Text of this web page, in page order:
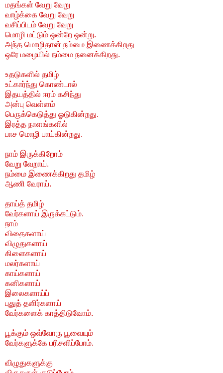
மதங்கள் வேறு வேறு
வாழ்க்கை வேறு வேறு
வசிப்பிடம் வேறு வேறு
மொழி மட்டும் ஒன்றே ஒன்று.
அந்த மொழிதான் நம்மை இணைக்கிறது
ஒரே மழையில் நம்மை நனைக்கிறது.
உதடுகளில் தமிழ்
உட்கார்ந்து கொண்டால்
இதயத்தில் ஈரம் கசிந்து
அன்பு வெள்ளம்
பெருக்கெடுத்து ஓடுகின்றது.
இரத்த நாளங்களில்
பாச மொழி பாய்கின்றது.
நாம் இருக்கிறோம்
வேறு வேறாய்.
நம்மை இணைக்கிறது தமிழ்
ஆணி வேராய்.
தாய்த் தமிழ்
வேர்களாய் இருக்கட்டும்.
நாம்
விதைகளாய்
விழுதுகளாய்
கிளைகளாய்
மலர்களாய்
காய்களாய்
கனிகளாய்
இலைகளாய்ப்
புதுத் தளிர்களாய்
வேர்களைக் காத்திடுவோம்.
பூக்கும் ஒவ்வோரு பூவையும்
வேர்களுக்கே பரிசளிப்போம்.
விழுதுகளுக்கு